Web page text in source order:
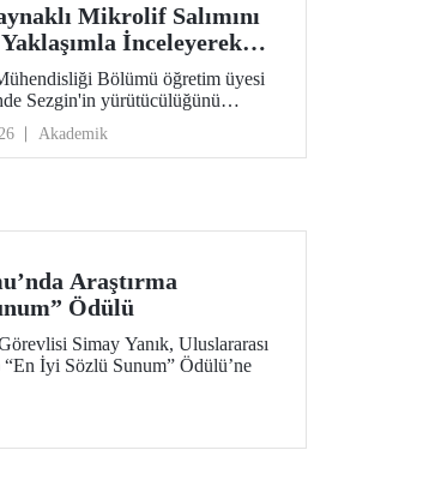
Mikrolif Salımını
İnceleyerek
Stratejileri
Projeye TÜBİTAK
Bölümü öğretim üyesi
Sezgin'in yürütücülüğünü
Pamuk ve Polyester
Ürünlerinde Kullanım Koşullarına
Salımı: Aşınma, UV Maruziyeti ve
2515 – COST Aksiyon Üyeleri
hak kazandı.
Akademik
Araştırma
Ödülü
Simay Yanık, Uluslararası
İyi Sözlü Sunum” Ödülü’ne